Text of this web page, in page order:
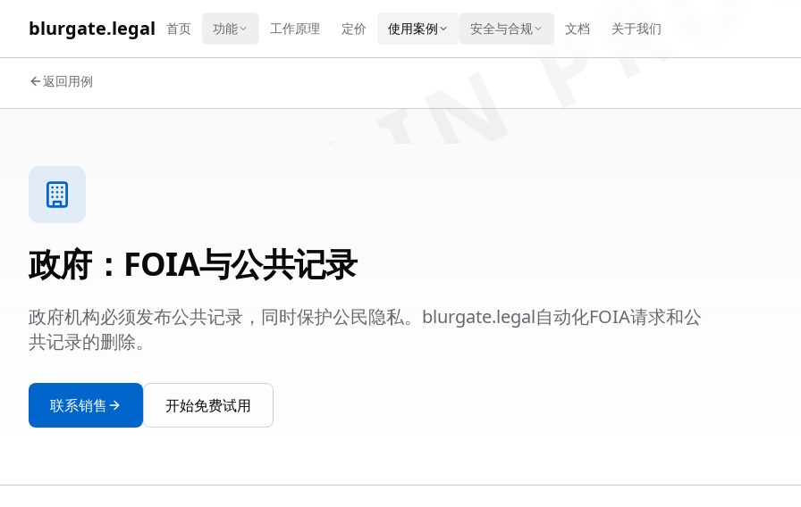
blurgate.legal 首页 功能 工作原理 定价 使用案例 安全与合规 文档 关于我们
返回用例
政府：FOIA与公共记录
政府机构必须发布公共记录，同时保护公民隐私。blurgate.legal自动化FOIA请求和公
共记录的删除。
联系销售 开始免费试用